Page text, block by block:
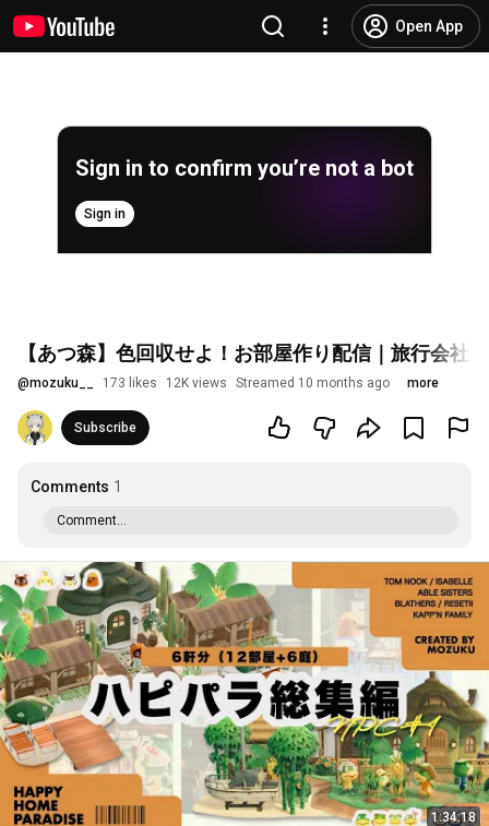
Open App
Sign in to confirm you’re not a bot
Sign in
【あつ森】色回収せよ！お部屋作り配信｜旅行会社
@mozuku__ 173 likes 12K views Streamed 10 months ago more
Subscribe
Comments 1
Comment...
1:34:18